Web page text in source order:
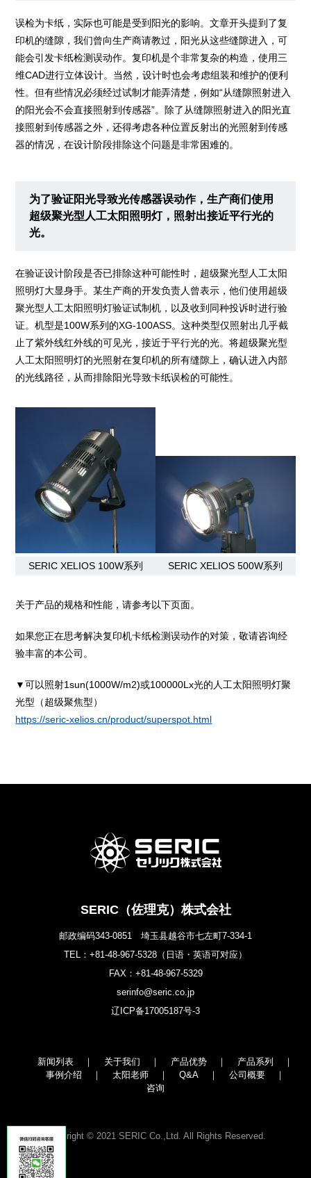
误检为卡纸，实际也可能是受到阳光的影响。文章开头提到了复
印机的缝隙，我们曾向生产商请教过，阳光从这些缝隙进入，可
能会引发卡纸检测误动作。复印机是个非常复杂的构造，使用三
维CAD进行立体设计。当然，设计时也会考虑组装和维护的便利
性。但有些情况必须经过试制才能弄清楚，例如“从缝隙照射进入
的阳光会不会直接照射到传感器”。除了从缝隙照射进入的阳光直
接照射到传感器之外，还得考虑各种位置反射出的光照射到传感
器的情况，在设计阶段排除这个问题是非常困难的。
为了验证阳光导致光传感器误动作，生产商们使用
超级聚光型人工太阳照明灯，照射出接近平行光的
光。
在验证设计阶段是否已排除这种可能性时，超级聚光型人工太阳
照明灯大显身手。某生产商的开发负责人曾表示，他们使用超级
聚光型人工太阳照明灯验证试制机，以及收到同种投诉时进行验
证。机型是100W系列的XG-100ASS。这种类型仅照射出几乎截
止了紫外线红外线的可见光，接近于平行光的光。将超级聚光型
人工太阳照明灯的光照射在复印机的所有缝隙上，确认进入内部
的光线路径，从而排除阳光导致卡纸误检的可能性。
SERIC XELIOS 100W系列 SERIC XELIOS 500W系列
关于产品的规格和性能，请参考以下页面。
如果您正在思考解决复印机卡纸检测误动作的对策，敬请咨询经
验丰富的本公司。
▼可以照射1sun(1000W/m2)或100000Lx光的人工太阳照明灯聚
光型（超级聚焦型）
https://seric-xelios.cn/product/superspot.html
SERIC（佐理克）株式会社
邮政编码343-0851 埼玉县越谷市七左町7-334-1
TEL： +81-48-967-5328 （日语・英语可对应）
FAX：+81-48-967-5329
serinfo@seric.co.jp
辽ICP备17005187号-3
新闻列表 关于我们 产品优势
产品系列
事例介绍
太阳老师 Q&A
公司概要
咨询
Copyright © 2021 SERIC Co.,Ltd. All Rights Reserved.